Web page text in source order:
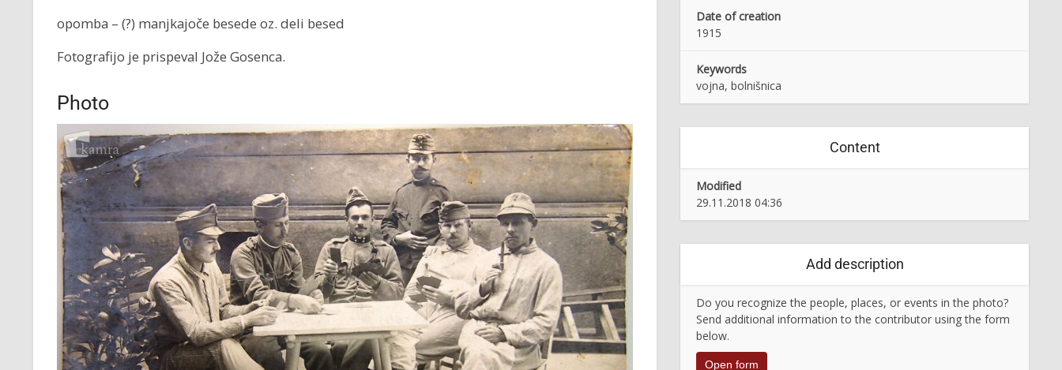
opomba – (?) manjkajoče besede oz. deli besed
Fotografijo je prispeval Jože Gosenca.
Photo
Date of creation
1915
Keywords
vojna, bolnišnica
Content
Modified
29.11.2018 04:36
Add description
Do you recognize the people, places, or events in the photo?
Send additional information to the contributor using the form
below.
Open form